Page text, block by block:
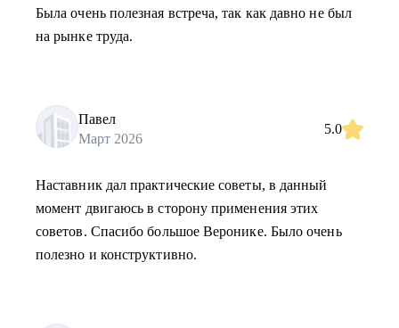
Была очень полезная встреча, так как давно не был
на рынке труда.
Павел
Март 2026
5.0
Наставник дал практические советы, в данный
момент двигаюсь в сторону применения этих
советов. Спасибо большое Веронике. Было очень
полезно и конструктивно.